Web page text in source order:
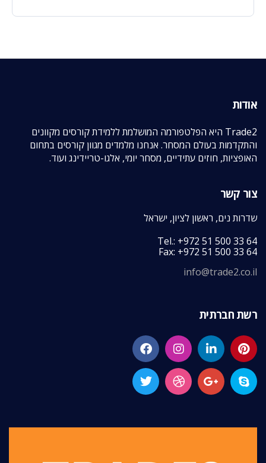
אודות
Trade2 היא הפלטפורמה המושלמת ללמידת קורסים מקוונים
והתקדמות בעולם המסחר. אנחנו מלמדים מגוון קורסים בתחום
האופציות, חוזים עתידיים, מסחר יומי, אלגו-טריידינג ועוד.
צור קשר
שדרות נים, ראשון לציון, ישראל
Tel.: +972 51 500 33 64
Fax: +972 51 500 33 64
info@trade2.co.il
רשת חברתית